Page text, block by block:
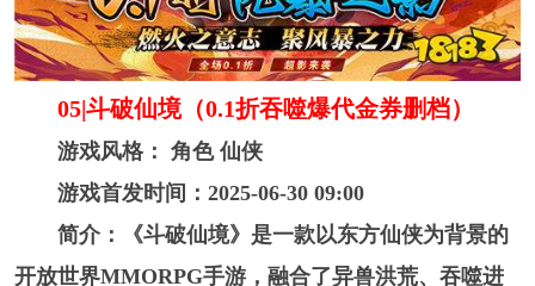
05|斗破仙境（0.1折吞噬爆代金券删档）
游戏风格： 角色 仙侠
游戏首发时间：2025-06-30 09:00
简介：《斗破仙境》是一款以东方仙侠为背景的
开放世界MMORPG手游，融合了异兽洪荒、吞噬进